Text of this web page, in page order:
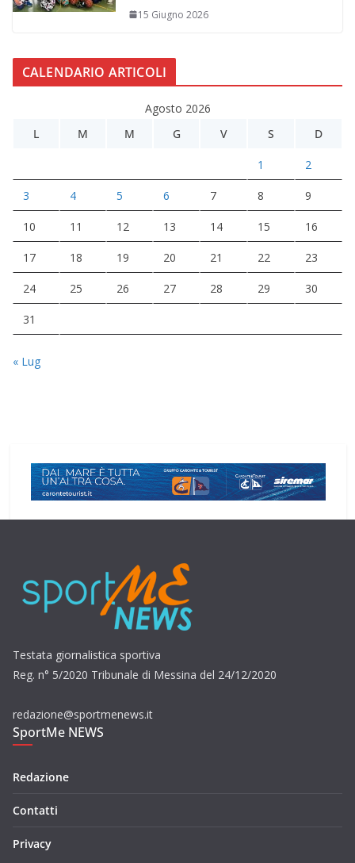
15 Giugno 2026
CALENDARIO ARTICOLI
Agosto 2026
L
M M G V S D
1 2
3 4 5 6 7 8 9
10 11 12 13 14 15 16
17 18 19 20 21 22 23
24 25 26 27 28 29 30
31
« Lug
Testata giornalistica sportiva
Reg. n° 5/2020 Tribunale di Messina del 24/12/2020
redazione@sportmenews.it
SportMe NEWS
Redazione
Contatti
Privacy